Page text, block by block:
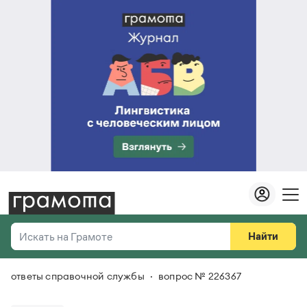
Искать на Грамоте
Справочная служба
Найти
Везде
ответы справочной службы вопрос № 226367